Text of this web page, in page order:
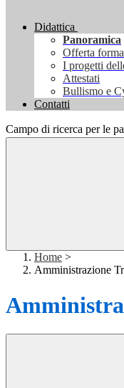
Didattica
Panoramica
Offerta
I progetti
Attestati
Bullismo e
Contatti
Campo di ricerca per le
Home >
Amministrazione